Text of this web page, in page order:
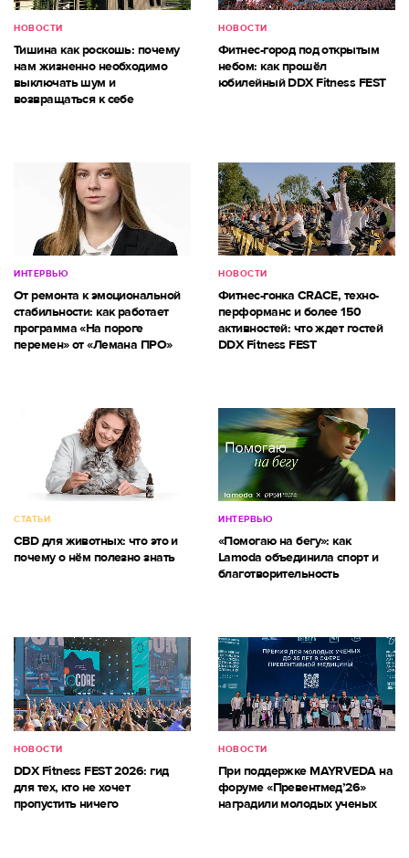
НОВОСТИ
Тишина как роскошь: почему
нам жизненно необходимо
выключать шум и
возвращаться к себе
НОВОСТИ
Фитнес-город под открытым
небом: как прошёл
юбилейный DDX Fitness FEST
ИНТЕРВЬЮ
От ремонта к эмоциональной
стабильности: как работает
программа «На пороге
перемен» от «Лемана ПРО»
НОВОСТИ
Фитнес-гонка CRACE, техно-
перформанс и более 150
активностей: что ждет гостей
DDX Fitness FEST
СТАТЬИ
CBD для животных: что это и
почему о нём полезно знать
ИНТЕРВЬЮ
«Помогаю на бегу»: как
Lamoda объединила спорт и
благотворительность
НОВОСТИ
DDX Fitness FEST 2026: гид
для тех, кто не хочет
пропустить ничего
НОВОСТИ
При поддержке MAYRVEDA на
форуме «Превентмед’26»
наградили молодых ученых